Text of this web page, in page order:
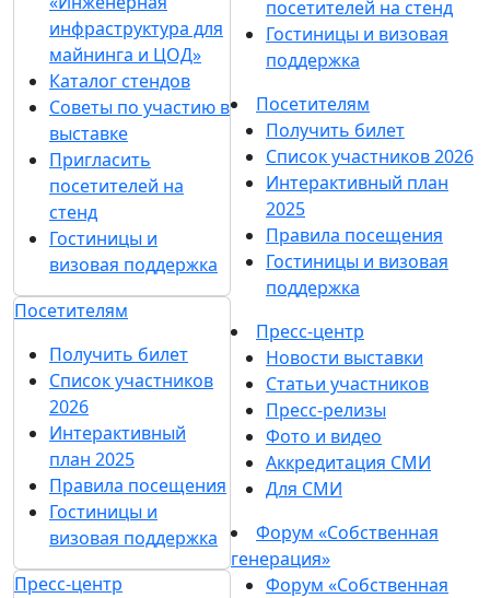
инфраструктура для
майнинга и ЦОД»
Каталог стендов
Советы по участию в
выставке
Пригласить
посетителей на
стенд
Гостиницы и
визовая поддержка
Посетителям
Получить билет
Список участников
2026
Интерактивный
план 2025
Правила посещения
Гостиницы и
визовая поддержка
Пресс-центр
посетителей на стенд
Гостиницы и визовая
поддержка
Посетителям
Получить билет
Список участников 2026
Интерактивный план
2025
Правила посещения
Гостиницы и визовая
поддержка
Пресс-центр
Новости выставки
Статьи участников
Пресс-релизы
Фото и видео
Аккредитация СМИ
Для СМИ
Форум «Собственная
генерация»
Форум «Собственная